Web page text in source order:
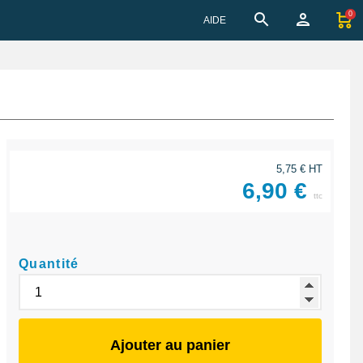
AIDE
0
5,75 € HT
6,90 € ttc
Quantité
Ajouter au panier